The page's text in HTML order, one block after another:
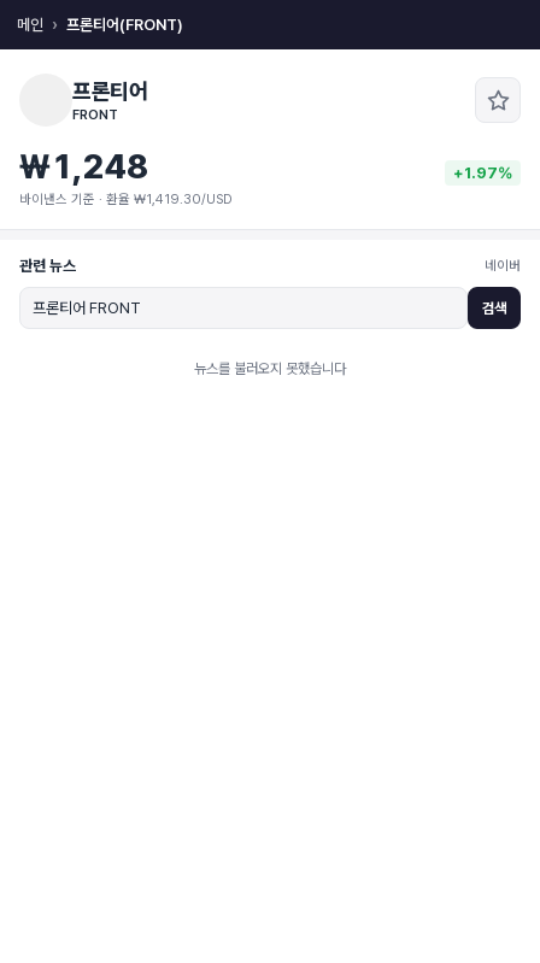
메인 프론티어(FRONT)
프론티어
FRONT
₩1,248 +1.97%
바이낸스 기준 · 환율 ₩1,419.30/USD
관련 뉴스 네이버
검색
뉴스를 불러오지 못했습니다